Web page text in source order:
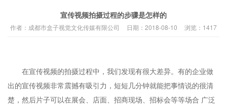
宣传视频拍摄过程的步骤是怎样的
作者： 成都市盒子视觉文化传媒有限公司 日期： 2018-08-10 浏览： 1417
在宣传视频的拍摄过程中，我们发现有很大差异。有的企业做
出的宣传视频非常震撼有吸引力，短短几分钟就能把事情说的很清
楚，然后片子可以在展会、店面、招商现场、招标会等等场合 广泛